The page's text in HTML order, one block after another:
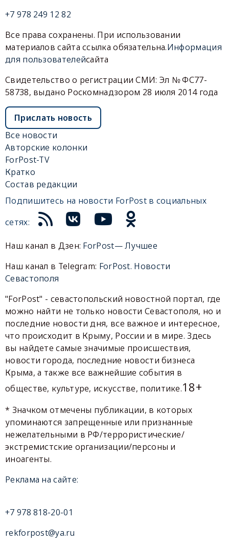
+7 978 249 12 82
Все права сохранены. При использовании
материалов сайта ссылка обязательна.Информация
для пользователейсайта
Свидетельство о регистрации СМИ: Эл № ФС77-
58738, выдано Роскомнадзором 28 июля 2014 года
Прислать новость
Все новости
Авторские колонки
ForPost-TV
Кратко
Состав редакции
Подпишитесь на новости ForPost в социальных
сетях:
Наш канал в Дзен: ForPost— Лучшее
Наш канал в Telegram: ForPost. Новости
Севастополя
"ForPost" - севастопольский новостной портал, где
можно найти не только новости Севастополя, но и
последние новости дня, все важное и интересное,
что происходит в Крыму, России и в мире. Здесь
вы найдете самые значимые происшествия,
новости города, последние новости бизнеса
Крыма, а также все важнейшие события в
обществе, культуре, искусстве, политике.18+
* Значком отмечены публикации, в которых
упоминаются запрещенные или признанные
нежелательными в РФ/террористические/
экстремистские организации/персоны и
иноагенты.
Реклама на сайте:
+7 978 818-20-01
rekforpost@ya.ru